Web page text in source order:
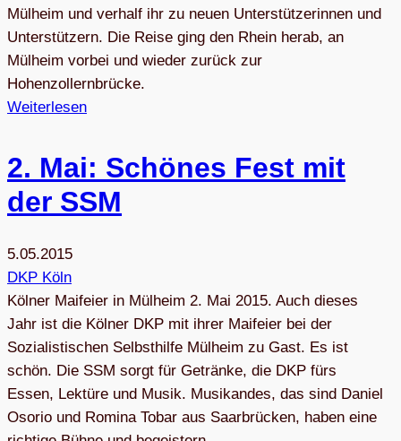
Mülheim und verhalf ihr zu neuen Unterstützerinnen und
Unterstützern. Die Reise ging den Rhein herab, an
Mülheim vorbei und wieder zurück zur
Hohenzollernbrücke.
Weiterlesen
2. Mai: Schö­nes Fest mit
der SSM
5.05.2015
DKP Köln
Kölner Maifeier in Mülheim 2. Mai 2015. Auch dieses
Jahr ist die Kölner DKP mit ihrer Maifeier bei der
Sozialistischen Selbsthilfe Mülheim zu Gast. Es ist
schön. Die SSM sorgt für Getränke, die DKP fürs
Essen, Lektüre und Musik. Musikandes, das sind Daniel
Osorio und Romina Tobar aus Saarbrücken, haben eine